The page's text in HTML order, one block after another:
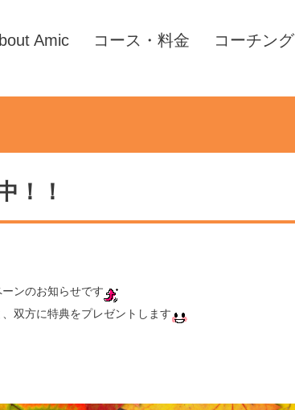
Amic コース・料金 コーチング
！！
ンのお知らせです
双方に特典をプレゼントします